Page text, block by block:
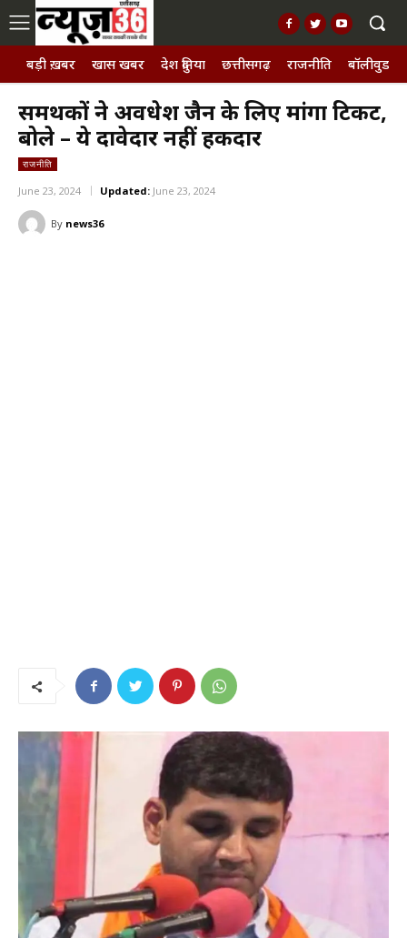
बड़ी ख़बर खास खबर देश दुनिया छत्तीसगढ़ राजनीति बॉलीवुड,
समर्थकों ने अवधेश जैन के लिए मांगा टिकट,
बोले – ये दावेदार नहीं हकदार
राजनीति
June 23, 2024 Updated: June 23, 2024
By news36